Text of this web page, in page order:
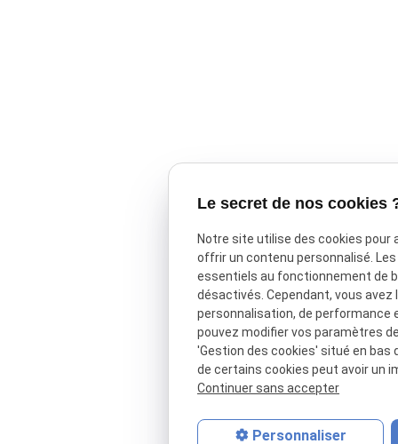
Le secret de nos cookies
Notre site utilise des cookies pour
offrir un contenu personnalisé.
essentiels au fonctionnement de
désactivés. Cependant, vous
personnalisation, de performance
pouvez modifier vos paramètres
'Gestion des cookies' situé en bas
de certains cookies peut avoir un
Continuer sans accepter
Personnaliser